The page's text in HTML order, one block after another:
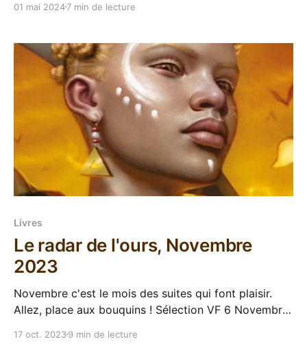
que je galérais souvent à trouver les couvertures et
passent
01 mai 20247 min de lecture
Livres
Le radar de l'ours, Novembre
2023
Novembre c'est le mois des suites qui font plaisir.
Allez, place aux bouquins ! Sélection VF 6 Novembre
Vincent Mondiot Mnémos avait décidé d'arrêter la
17 oct. 20239 min de lecture